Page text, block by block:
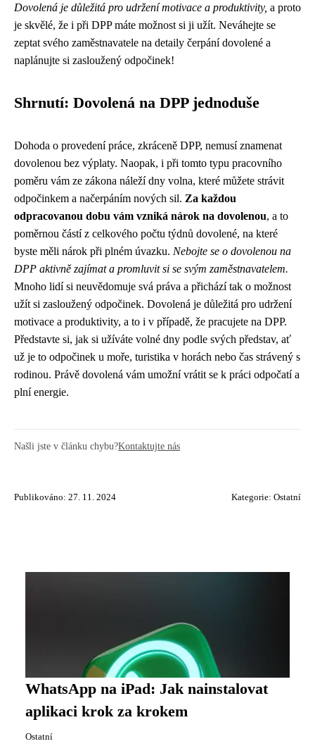
Dovolená je důležitá pro udržení motivace a produktivity, a proto
je skvělé, že i při DPP máte možnost si ji užít. Neváhejte se
zeptat svého zaměstnavatele na detaily čerpání dovolené a
naplánujte si zasloužený odpočinek!
Shrnutí: Dovolená na DPP jednoduše
Dohoda o provedení práce, zkráceně DPP, nemusí znamenat
dovolenou bez výplaty. Naopak, i při tomto typu pracovního
poměru vám ze zákona náleží dny volna, které můžete strávit
odpočinkem a načerpáním nových sil. Za každou
odpracovanou dobu vám vzniká nárok na dovolenou, a to
poměrnou částí z celkového počtu týdnů dovolené, na které
byste měli nárok při plném úvazku. Nebojte se o dovolenou na
DPP aktivně zajímat a promluvit si se svým zaměstnavatelem.
Mnoho lidí si neuvědomuje svá práva a přichází tak o možnost
užít si zasloužený odpočinek. Dovolená je důležitá pro udržení
motivace a produktivity, a to i v případě, že pracujete na DPP.
Představte si, jak si užíváte volné dny podle svých představ, ať
už je to odpočinek u moře, turistika v horách nebo čas strávený s
rodinou. Právě dovolená vám umožní vrátit se k práci odpočatí a
plní energie.
Našli jste v článku chybu?Kontaktujte nás
Publikováno: 27. 11. 2024 Kategorie: Ostatní
WhatsApp na iPad: Jak nainstalovat
aplikaci krok za krokem
Ostatní